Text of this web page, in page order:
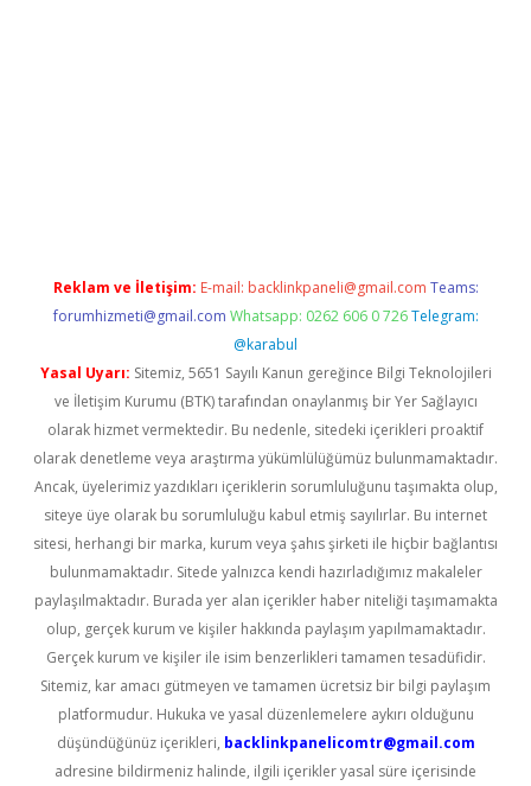
Reklam ve İletişim: E-mail: backlinkpaneli@gmail.com Teams:
forumhizmeti@gmail.com Whatsapp: 0262 606 0 726 Telegram:
@karabul
Yasal Uyarı: Sitemiz, 5651 Sayılı Kanun gereğince Bilgi Teknolojileri
ve İletişim Kurumu (BTK) tarafından onaylanmış bir Yer Sağlayıcı
olarak hizmet vermektedir. Bu nedenle, sitedeki içerikleri proaktif
olarak denetleme veya araştırma yükümlülüğümüz bulunmamaktadır.
Ancak, üyelerimiz yazdıkları içeriklerin sorumluluğunu taşımakta olup,
siteye üye olarak bu sorumluluğu kabul etmiş sayılırlar. Bu internet
sitesi, herhangi bir marka, kurum veya şahıs şirketi ile hiçbir bağlantısı
bulunmamaktadır. Sitede yalnızca kendi hazırladığımız makaleler
paylaşılmaktadır. Burada yer alan içerikler haber niteliği taşımamakta
olup, gerçek kurum ve kişiler hakkında paylaşım yapılmamaktadır.
Gerçek kurum ve kişiler ile isim benzerlikleri tamamen tesadüfidir.
Sitemiz, kar amacı gütmeyen ve tamamen ücretsiz bir bilgi paylaşım
platformudur. Hukuka ve yasal düzenlemelere aykırı olduğunu
düşündüğünüz içerikleri, backlinkpanelicomtr@gmail.com
adresine bildirmeniz halinde, ilgili içerikler yasal süre içerisinde